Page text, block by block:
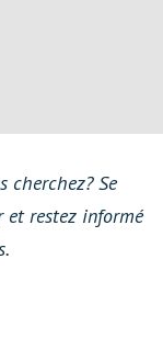
cherchez? Se
et restez informé